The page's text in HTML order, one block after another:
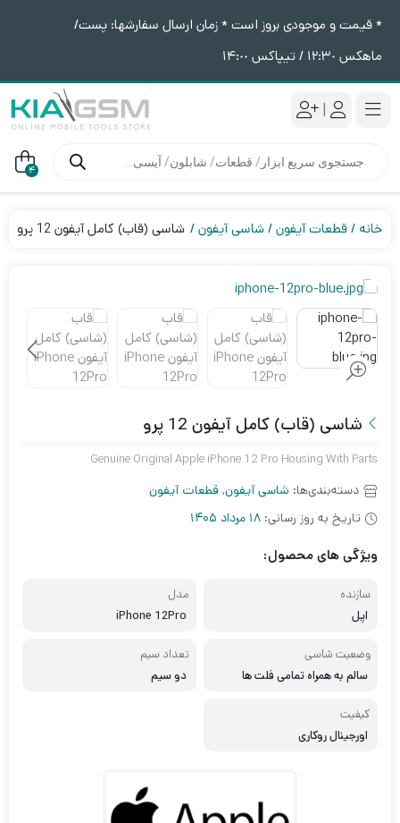
* قیمت و موجودی بروز است * زمان ارسال سفارشها: پست/
ماهکس ١٢:٣٠ / تیپاکس ١۴:٠٠
|
محصولات 4
خانه قطعات آیفون شاسی آیفون شاسی (قاب) کامل آیفون 12 پرو
شاسی (قاب) کامل آیفون 12 پرو
Genuine Original Apple iPhone 12 Pro Housing With Parts
دسته‌بندی‌ها: شاسی آیفون, قطعات آیفون
تاریخ به روز رسانی: 18 مرداد 1405
ویژگی های محصول:
سازنده
اپل
مدل
iPhone 12Pro
وضعیت شاسی
سالم به همراه تمامی فلت ها
تعداد سیم
دو سیم
کیفیت
اورجینال روکاری